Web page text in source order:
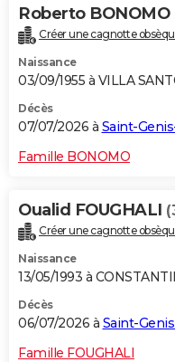
Roberto BONOMO
Créer une cagnotte
Naissance
03/09/1955 à VILLA
Décès
07/07/2026 à Saint-
Famille BONOMO
Oualid FOUGHALI
Créer une cagnotte
Naissance
13/05/1993 à
Décès
06/07/2026 à Saint-
Famille FOUGHALI